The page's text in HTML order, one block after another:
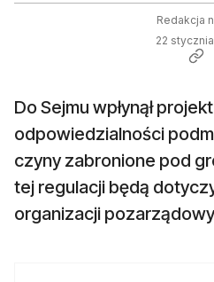
Redakcja
22
Do Sejmu wpłynął
odpowiedzialności
czyny zabronione pod
tej regulacji będą
organizacji